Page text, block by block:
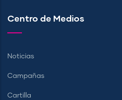
Centro de Medios
Noticias
Campañas
Cartilla